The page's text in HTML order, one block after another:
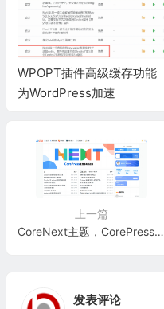
WPOPT插件高级缓存功能
为WordPress加速
上一篇
CoreNext主题，CorePress重构版本，一款强大的免费的CMS类主题，适合个人博客，极客
发表评论